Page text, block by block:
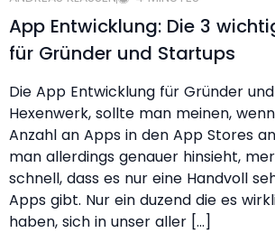
App Entwicklung: Die 3
für Gründer und Startups
Die App Entwicklung für Gründer
Hexenwerk, sollte man meinen,
Anzahl an Apps in den App Stores
man allerdings genauer hinsieht,
schnell, dass es nur eine Handvoll
Apps gibt. Nur ein duzend die es
haben, sich in unser aller […]